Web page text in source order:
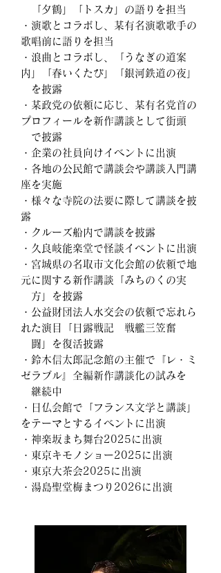
「夕鶴」「トスカ」の語りを担当
・演歌とコラボし、某有名演歌歌手の
歌唱前に語りを担当
・浪曲とコラボし、「うなぎの道案
内」「春いくたび」「銀河鉄道の夜」
を披露
・某政党の依頼に応じ、某有名党首の
プロフィールを新作講談として 街頭
で披露
・企業の社員向けイベントに出演
・各地の公民館で講談会や講談入門講
座を実施
・様々な寺院の法要に際して講談を披
露
・クルーズ船内で講談を披露
・久良岐能楽堂で怪談イベントに出演
・宮城県の名取市文化会館の依頼で地
元に関する新作講談「みちのくの実
方」を披露
・公益財団法人水交会の依頼で忘れら
れた演目「日露戦記 戦艦三笠奮
闘」を復活披露
・鈴木信太郎記念館の主催で『レ・ミ
ゼラブル』全編新作講談化の試みを
継続中
・日仏会館で「フランス文学と講談」
をテーマとするイベントに出演
・神楽坂まち舞台2025に出演
・東京キモノショー2025に出演
・東京大茶会2025に出演
・湯島聖堂梅まつり2026に出演